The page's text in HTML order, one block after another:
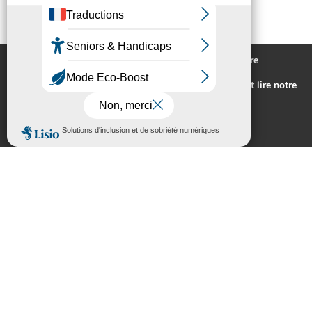
Nous utilisons des cookies pour vous offrir la meilleure
expérience sur notre site.
Pour connaitre les cookies utilisés ou les désactiver et lire notre
politique de confidentialité,
cliquez-ici
Accepter